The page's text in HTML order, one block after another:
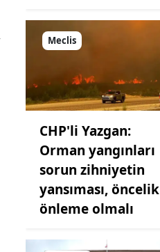
Meclis
CHP'li Yazgan:
Orman yangınları
sorun zihniyetin
yansıması, öncelik
önleme olmalı